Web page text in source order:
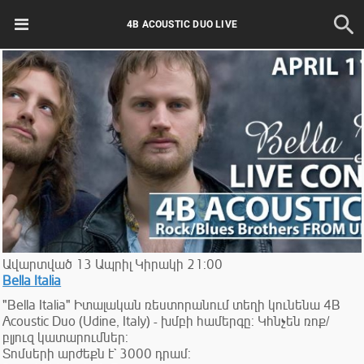
4B ACOUSTIC DUO LIVE
Ավարտված 13 Ապրիլ Կիրակի 21:00
Bella Italia
"Bella Italia" Իտալական ռեստորանում տեղի կունենա 4B
Acoustic Duo (Udine, Italy) - խմբի համերգը: Կհնչեն ռոք/
բլյուզ կատարումներ:
Տոմսերի արժեքն է` 3000 դրամ: